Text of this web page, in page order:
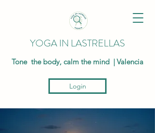
YOGA IN LASTRELLAS
Tone the body, calm the mind | Valencia
Login